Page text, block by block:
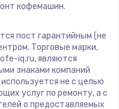
кофемашин.
пост гарантийным (не
Торговые марки,
iq.ru, являются
знаками компаний
не с целью
услуг по ремонту, а с
о предоставляемых